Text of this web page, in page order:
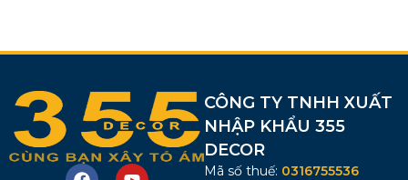
CÔNG TY TNHH XUẤT
NHẬP KHẨU 355
DECOR
Mã số thuế: 0316755536